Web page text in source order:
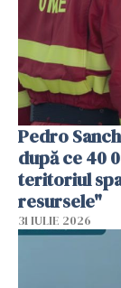
Pedro
după ce 40
teritoriul
resursele"
31 IULIE 2026